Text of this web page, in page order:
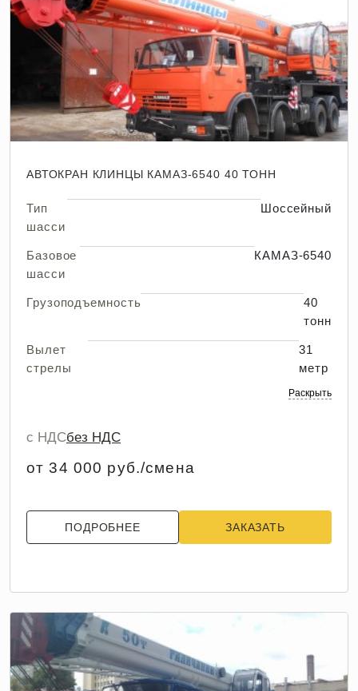
АВТОКРАН КЛИНЦЫ КАМАЗ-6540 40 ТОНН
Тип
шасси
Шоссейный
Базовое
шасси
КАМАЗ-6540
Грузоподъемность
40
тонн
Вылет
стрелы
31
метр
Раскрыть
с НДСбез НДС
от 34 000 руб./смена
ПОДРОБНЕЕ ЗАКАЗАТЬ